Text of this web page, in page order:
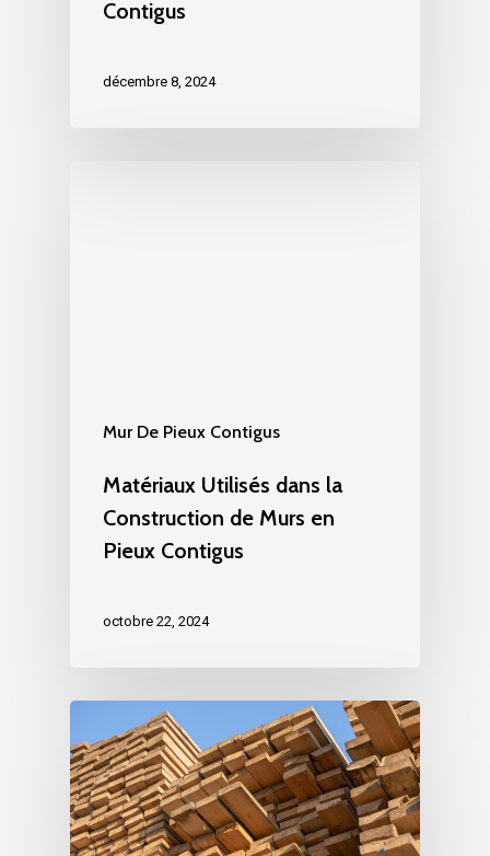
Contigus
décembre 8, 2024
Mur De Pieux Contigus
Matériaux Utilisés dans la
Construction de Murs en
Pieux Contigus
octobre 22, 2024